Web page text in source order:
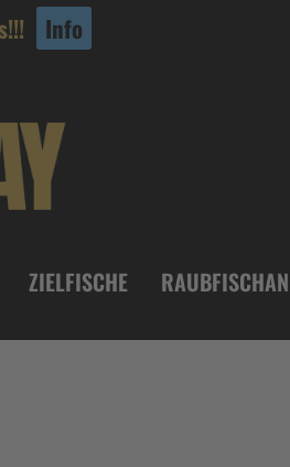
Info
ZIELFISCHE